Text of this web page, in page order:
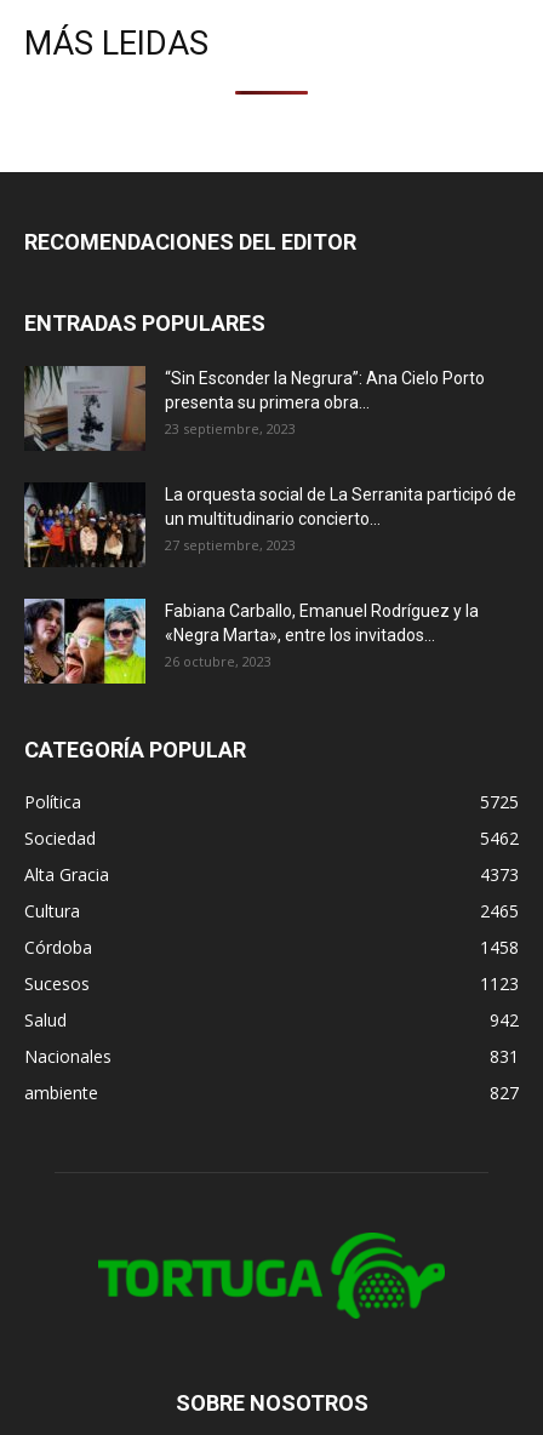
MÁS LEIDAS
RECOMENDACIONES DEL EDITOR
ENTRADAS POPULARES
“Sin Esconder la Negrura”: Ana Cielo Porto
presenta su primera obra...
23 septiembre, 2023
La orquesta social de La Serranita participó de
un multitudinario concierto...
27 septiembre, 2023
Fabiana Carballo, Emanuel Rodríguez y la
«Negra Marta», entre los invitados...
26 octubre, 2023
CATEGORÍA POPULAR
Política
5725
Sociedad
5462
Alta Gracia
4373
Cultura
2465
Córdoba
1458
Sucesos
1123
Salud
942
Nacionales
831
ambiente
827
SOBRE NOSOTROS